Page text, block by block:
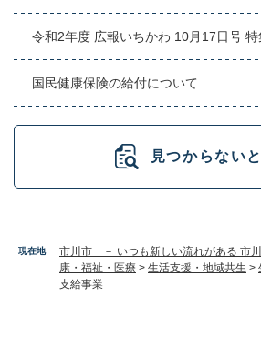
現在地 市川市 － いつも新しい流れがある 市川
康・福祉・医療 > 生活支援・地域共生 >
支給事業
令和2年度 広報いちかわ 10月17日号 特
国民健康保険の給付について
見つからない